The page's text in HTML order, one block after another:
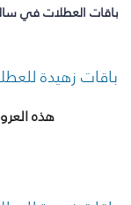
باقات العطلات في
باقات زهيدة
هذه